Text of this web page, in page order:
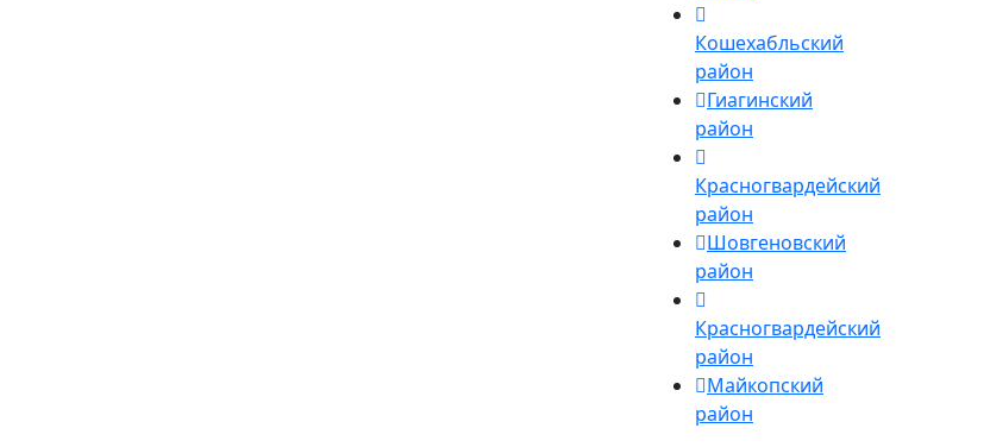
Кошехабльский
район
Гиагинский
район
Красногвардейский
район
Шовгеновский
район
Красногвардейский
район
Майкопский
район